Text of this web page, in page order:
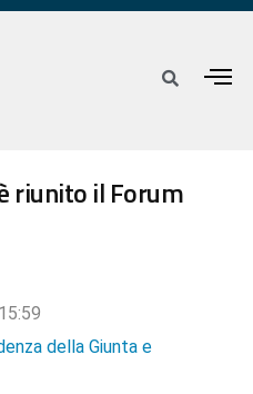
riunito il Forum
15:59
della Giunta e